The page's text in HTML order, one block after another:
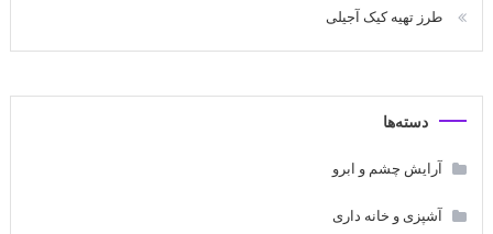
طرز تهیه کیک آجیلی
دسته‌ها
آرایش چشم و ابرو
آشپزی و خانه داری